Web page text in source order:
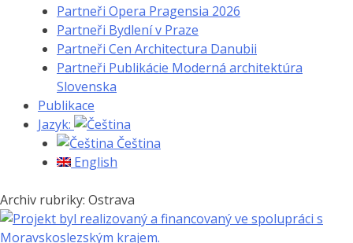
Partneři Opera Pragensia 2026
Partneři Bydlení v Praze
Partneři Cen Architectura Danubii
Partneři Publikácie Moderná architektúra
Slovenska
Publikace
Jazyk:
Čeština
English
Archiv rubriky: Ostrava